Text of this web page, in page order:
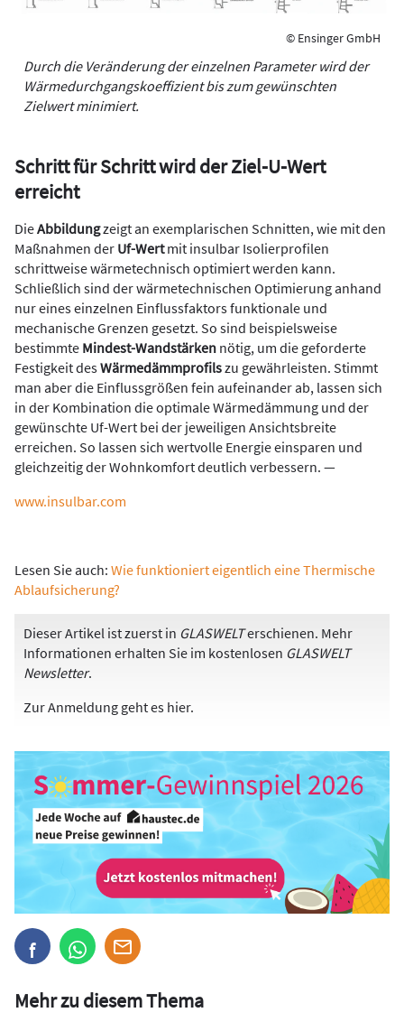
© Ensinger GmbH
Durch die Veränderung der einzelnen Parameter wird der
Wärmedurchgangskoeffizient bis zum gewünschten
Zielwert minimiert.
Schritt für Schritt wird der Ziel-U-Wert
erreicht
DieAbbildungzeigt an exemplarischen Schnitten, wie mit den
Maßnahmen der Uf-Wertmit insulbar Isolierprofilen
schrittweise wärmetechnisch optimiert werden kann.
Schließlich sind der wärmetechnischen Optimierung anhand
nur eines einzelnen Einflussfaktors funktionale und
mechanische Grenzen gesetzt. So sind beispielsweise
bestimmte Mindest-Wandstärken nötig, um die geforderte
Festigkeit desWärme­dämmprofilszu gewährleisten. Stimmt
man aber die Einflussgrößen fein aufeinander ab, lassen sich
in der Kombination die optimale Wärmedämmung und der
gewünschte Uf-Wert bei der jeweiligen Ansichtsbreite
erreichen. So lassen sich wertvolle Energie einsparen und
gleichzeitig der Wohnkomfort deutlich verbessern. —
www.insulbar.com
Lesen Sie auch: Wie funktioniert eigentlich eine Thermische
Ablaufsicherung?
Dieser Artikel ist zuerst in GLASWELTerschienen. Mehr
Informationen erhalten Sie im kostenlosen GLASWELT
Newsletter.
Zur Anmeldung geht es hier.
Mehr zu diesem Thema